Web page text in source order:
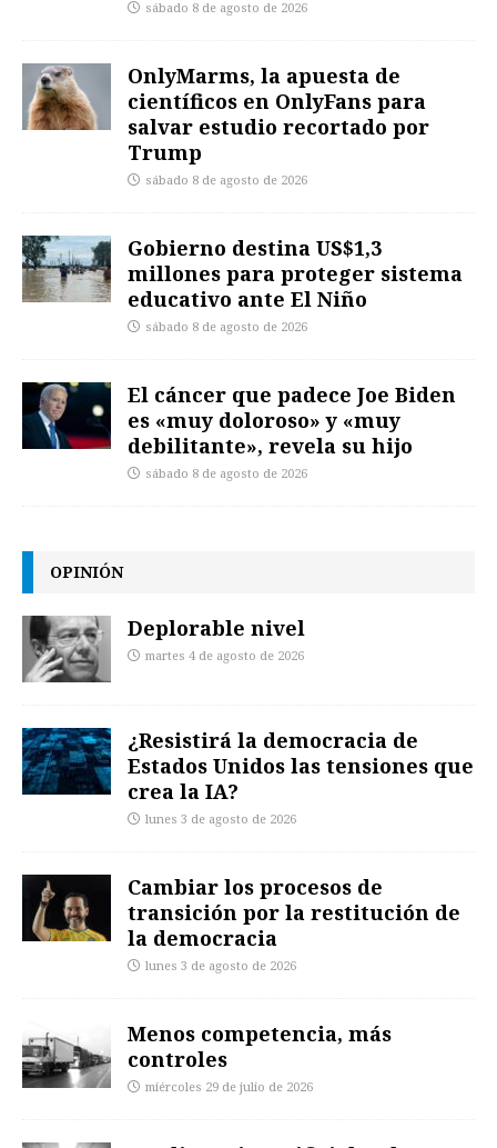
sábado 8 de agosto de 2026
OnlyMarms, la apuesta de
científicos en OnlyFans para
salvar estudio recortado por
Trump
sábado 8 de agosto de 2026
Gobierno destina US$1,3
millones para proteger sistema
educativo ante El Niño
sábado 8 de agosto de 2026
El cáncer que padece Joe Biden
es «muy doloroso» y «muy
debilitante», revela su hijo
sábado 8 de agosto de 2026
OPINIÓN
Deplorable nivel
martes 4 de agosto de 2026
¿Resistirá la democracia de
Estados Unidos las tensiones que
crea la IA?
lunes 3 de agosto de 2026
Cambiar los procesos de
transición por la restitución de
la democracia
lunes 3 de agosto de 2026
Menos competencia, más
controles
miércoles 29 de julio de 2026